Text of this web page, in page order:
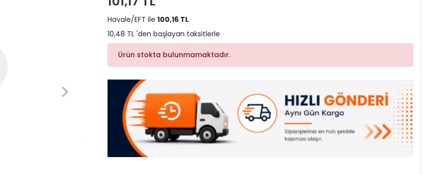
Havale/EFT ile 100,16 TL
10,48 TL 'den başlayan taksitlerle
Ürün stokta bulunmamaktadır.